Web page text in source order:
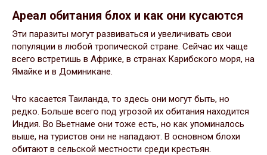
Ареал обитания блох и как они кусаются
Эти паразиты могут развиваться и увеличивать свои
популяции в любой тропической стране. Сейчас их чаще
всего встретишь в Африке, в странах Карибского моря, на
Ямайке и в Доминикане.
Что касается Таиланда, то здесь они могут быть, но
редко. Больше всего под угрозой их обитания находится
Индия. Во Вьетнаме они тоже есть, но как упоминалось
выше, на туристов они не нападают. В основном блохи
обитают в сельской местности среди крестьян.